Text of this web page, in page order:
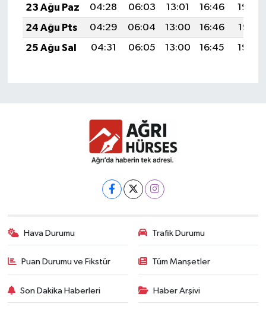
23 Ağu Paz
04:28 06:03 13:01 16:46
19:49
24 Ağu Pts
04:29 06:04 13:00 16:46
19:47
25 Ağu Sal
04:31 06:05 13:00 16:45 19:46
Hava Durumu Trafik Durumu
Puan Durumu ve Fikstür Tüm Manşetler
Son Dakika Haberleri Haber Arşivi